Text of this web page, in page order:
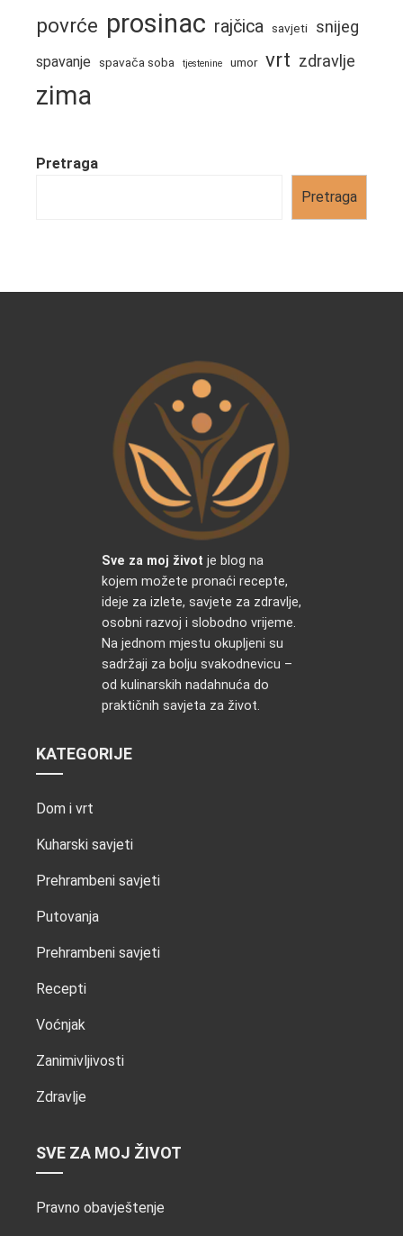
povrće prosinac rajčica savjeti snijeg
spavanje spavača soba tjestenine umor vrt zdravlje
zima
Pretraga
Pretraga
Sve za moj život je blog na
kojem možete pronaći recepte,
ideje za izlete, savjete za zdravlje,
osobni razvoj i slobodno vrijeme.
Na jednom mjestu okupljeni su
sadržaji za bolju svakodnevicu –
od kulinarskih nadahnuća do
praktičnih savjeta za život.
KATEGORIJE
Dom i vrt
Kuharski savjeti
Prehrambeni savjeti
Putovanja
Prehrambeni savjeti
Recepti
Voćnjak
Zanimivljivosti
Zdravlje
SVE ZA MOJ ŽIVOT
Pravno obavještenje